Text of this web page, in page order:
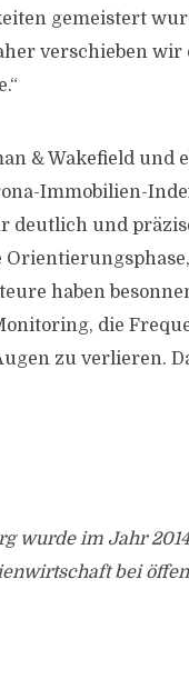
gemeistert
verschieben wir
& Wakefield und
Immobilien-
deutlich und
haben
die
zu verlieren.
wurde im Jahr
bei